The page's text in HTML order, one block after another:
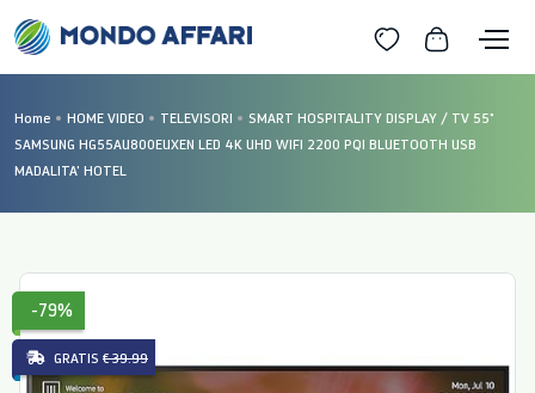
Home HOME VIDEO TELEVISORI
SMART HOSPITALITY DISPLAY / TV 55"
SAMSUNG HG55AU800EUXEN LED 4K UHD WIFI 2200 PQI BLUETOOTH USB
MADALITA' HOTEL
-79%
GRATIS € 39.99